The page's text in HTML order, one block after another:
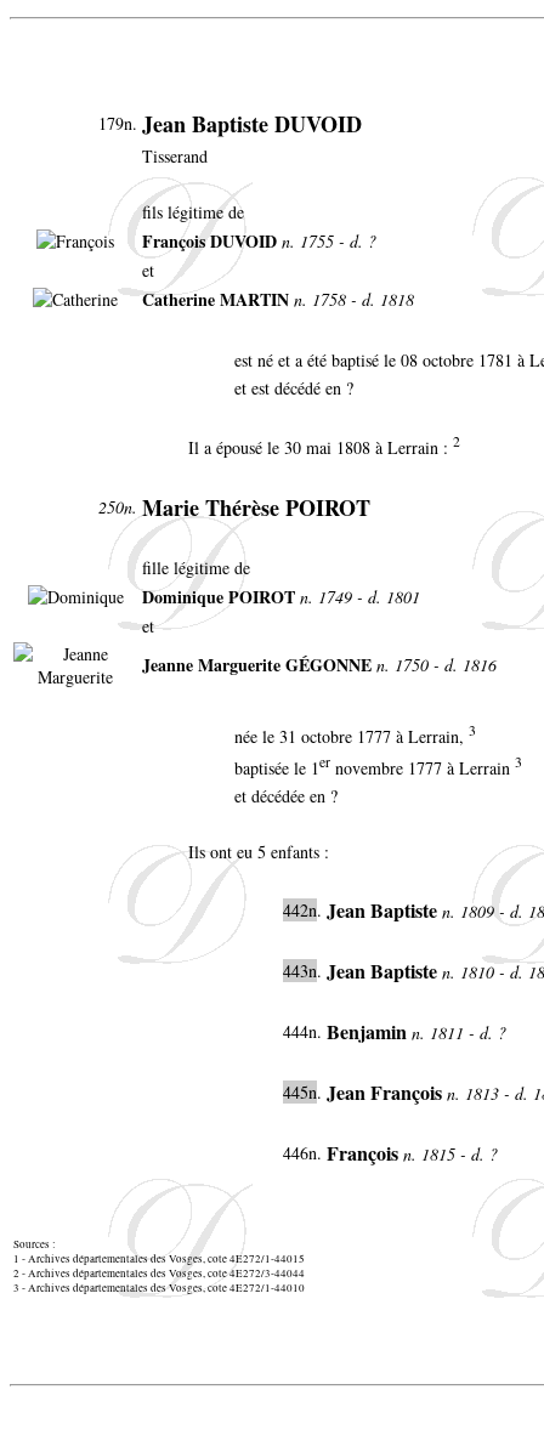
179n. Jean Baptiste DUVOID
Tisserand
fils légitime de
François DUVOID n. 1755 - d. ?
et
Catherine MARTIN n. 1758 - d. 1818
est né et a été baptisé le 08 octobre 1781 à
et est décédé en ?
Il a épousé le 30 mai 1808 à Lerrain : 2
250n. Marie Thérèse POIROT
fille légitime de
Dominique POIROT n. 1749 - d. 1801
et
Jeanne Marguerite GÉGONNE n. 1750 - d. 1816
née le 31 octobre 1777 à Lerrain, 3
baptisée le 1er novembre 1777 à Lerrain 3
et décédée en ?
Ils ont eu 5 enfants :
442n. Jean Baptiste n. 1809 - d.
443n. Jean Baptiste n. 1810 - d.
444n. Benjamin n. 1811 - d. ?
445n. Jean François n. 1813 - d.
446n. François n. 1815 - d. ?
Sources :
1 - Archives départementales des Vosges, cote 4E272/1-44015
2 - Archives départementales des Vosges, cote 4E272/3-44044
3 - Archives départementales des Vosges, cote 4E272/1-44010